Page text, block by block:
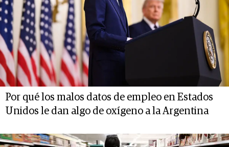
Por qué los malos datos de empleo en Estados
Unidos le dan algo de oxígeno a la Argentina